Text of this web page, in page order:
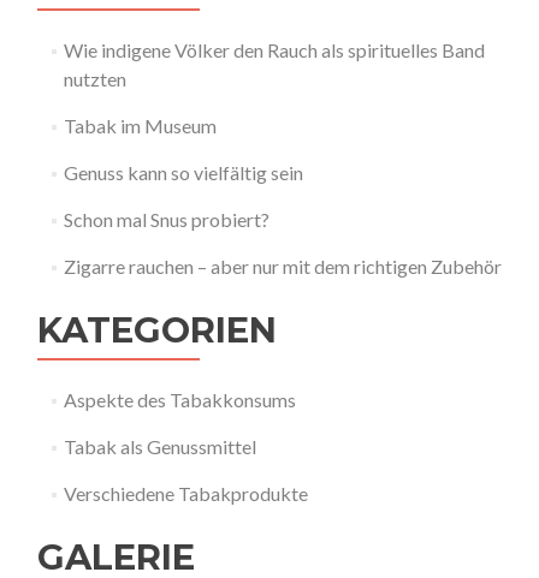
Wie indigene Völker den Rauch als spirituelles Band
nutzten
Tabak im Museum
Genuss kann so vielfältig sein
Schon mal Snus probiert?
Zigarre rauchen – aber nur mit dem richtigen Zubehör
KATEGORIEN
Aspekte des Tabakkonsums
Tabak als Genussmittel
Verschiedene Tabakprodukte
GALERIE